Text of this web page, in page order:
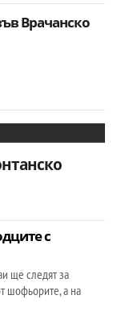
Врачанско
с
ще следят за
шофьорите, а на